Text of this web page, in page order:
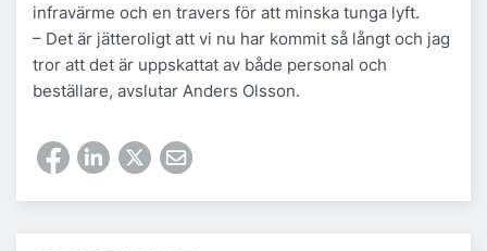
infravärme och en travers för att minska tunga lyft.
– Det är jätteroligt att vi nu har kommit så långt och jag
tror att det är uppskattat av både personal och
beställare, avslutar Anders Olsson.